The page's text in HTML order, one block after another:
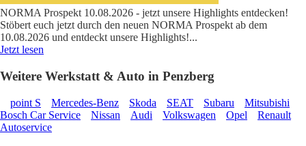
NORMA Prospekt 10.08.2026 - jetzt unsere Highlights entdecken!
Stöbert euch jetzt durch den neuen NORMA Prospekt ab dem
10.08.2026 und entdeckt unsere Highlights!...
Jetzt lesen
Weitere Werkstatt & Auto in Penzberg
point S Mercedes-Benz Skoda SEAT Subaru
Mitsubishi
Bosch Car Service
Nissan Audi Volkswagen Opel
Renault
Autoservice